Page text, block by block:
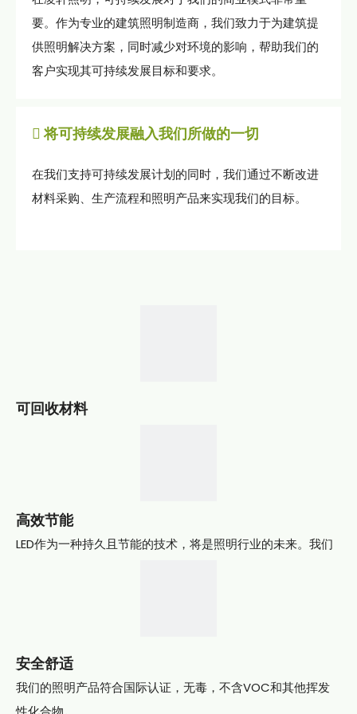
专利
物料库存
产线
要。作为专业的建筑照明制造商，我们致力于为建筑提
供照明解决方案，同时减少对环境的影响，帮助我们的
客户实现其可持续发展目标和要求。
 将可持续发展融入我们所做的一切
在我们支持可持续发展计划的同时，我们通过不断改进
材料采购、生产流程和照明产品来实现我们的目标。
可回收材料
高效节能
LED作为一种持久且节能的技术，将是照明行业的未来。我们
安全舒适
我们的照明产品符合国际认证，无毒，不含VOC和其他挥发